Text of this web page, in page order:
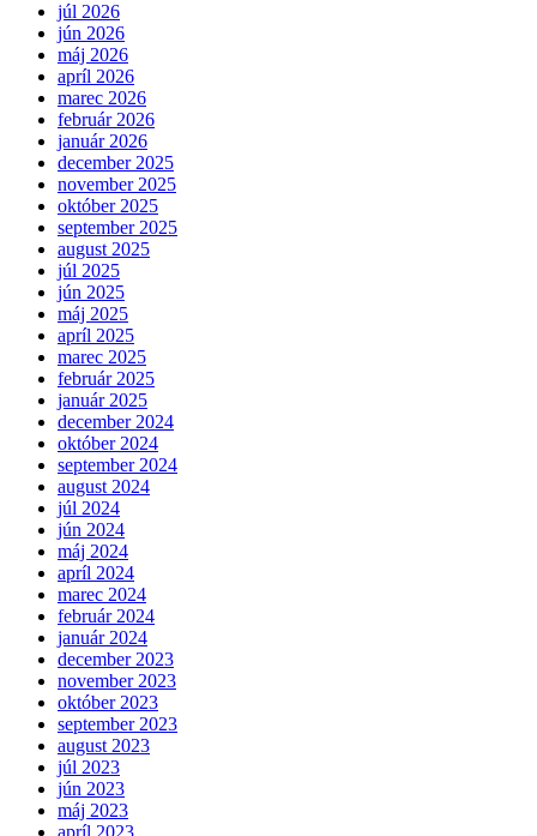
júl 2026
jún 2026
máj 2026
apríl 2026
marec 2026
február 2026
január 2026
december 2025
november 2025
október 2025
september 2025
august 2025
júl 2025
jún 2025
máj 2025
apríl 2025
marec 2025
február 2025
január 2025
december 2024
október 2024
september 2024
august 2024
júl 2024
jún 2024
máj 2024
apríl 2024
marec 2024
február 2024
január 2024
december 2023
november 2023
október 2023
september 2023
august 2023
júl 2023
jún 2023
máj 2023
apríl 2023